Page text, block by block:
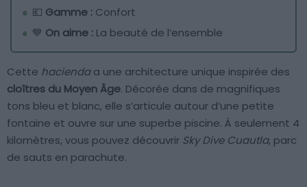
💶 Gamme : Confort
💙 On aime : La beauté de l’ensemble
Cette haciendaa une architecture unique inspirée des
cloîtres du Moyen Âge. Décorée dans de magnifiques
tons bleu et blanc, elle s’articule autour d’une petite
fontaine et ouvre sur une superbe piscine. À seulement 4
kilomètres, vous pouvez découvrir Sky Dive Cuautla, parc
de sauts en parachute.